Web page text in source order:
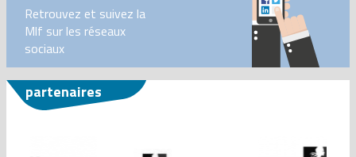
Retrouvez et suivez la
Mlf sur les réseaux
sociaux
partenaires